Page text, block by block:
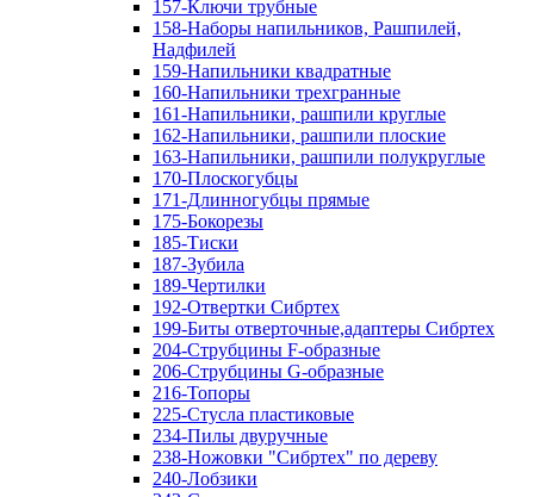
157-Ключи трубные
158-Наборы напильников, Рашпилей,
Надфилей
159-Напильники квадратные
160-Напильники трехгранные
161-Напильники, рашпили круглые
162-Напильники, рашпили плоские
163-Напильники, рашпили полукруглые
170-Плоскогубцы
171-Длинногубцы прямые
175-Бокорезы
185-Тиски
187-Зубила
189-Чертилки
192-Отвертки Сибртех
199-Биты отверточные,адаптеры Сибртех
204-Струбцины F-образные
206-Струбцины G-образные
216-Топоры
225-Стусла пластиковые
234-Пилы двуручные
238-Ножовки "Сибртех" по дереву
240-Лобзики